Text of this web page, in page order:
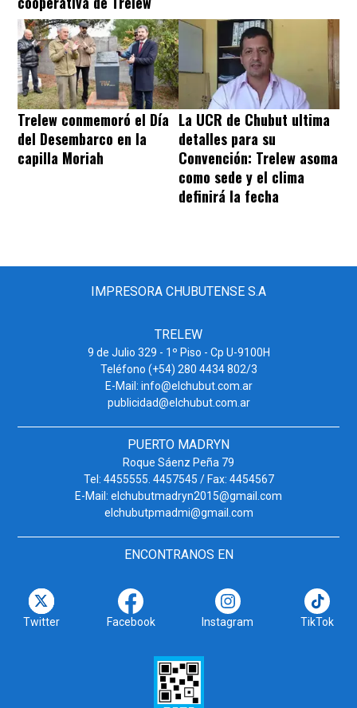
Trelew conmemoró el Día
del Desembarco en la
capilla Moriah
La UCR de Chubut ultima
detalles para su
Convención: Trelew asoma
como sede y el clima
definirá la fecha
IMPRESORA CHUBUTENSE S.A
TRELEW
9 de Julio 329 - 1º Piso - Cp U-9100H
Teléfono (+54) 280 4434 802/3
E-Mail: info@elchubut.com.ar
publicidad@elchubut.com.ar
PUERTO MADRYN
Roque Sáenz Peña 79
Tel: 4455555. 4457545 / Fax: 4454567
E-Mail: elchubutmadryn2015@gmail.com
elchubutpmadmi@gmail.com
ENCONTRANOS EN
Twitter Facebook Instagram TikTok